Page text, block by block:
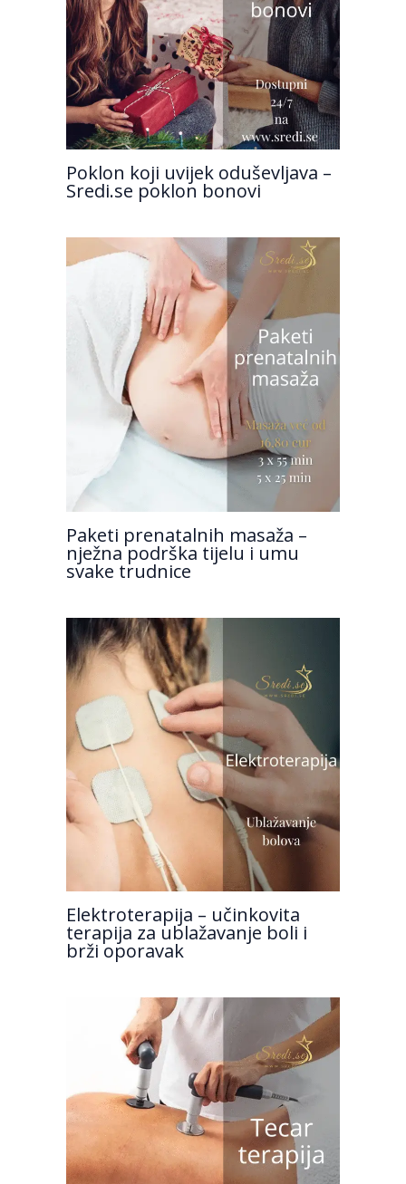
Poklon koji uvijek oduševljava –
Sredi.se poklon bonovi
Paketi prenatalnih masaža –
nježna podrška tijelu i umu
svake trudnice
Elektroterapija – učinkovita
terapija za ublažavanje boli i
brži oporavak